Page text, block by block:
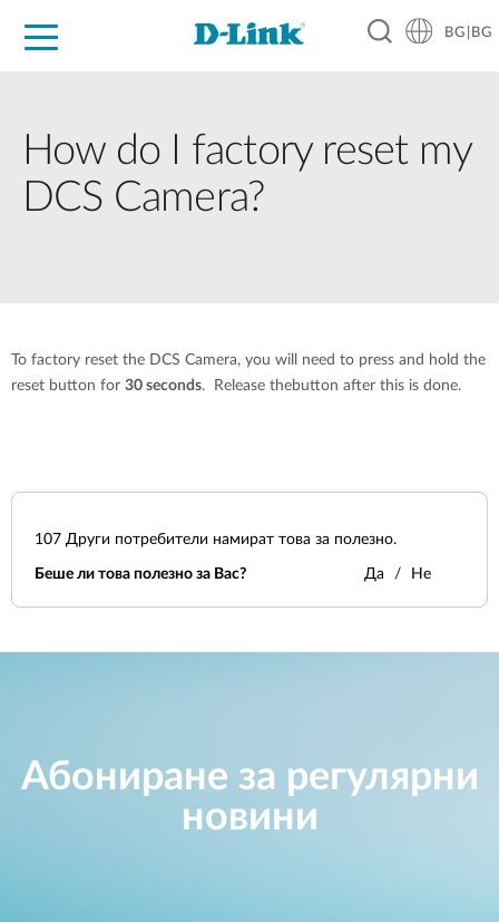
BG|BG
How do I factory reset my
DCS Camera?
To factory reset the DCS Camera, you will need to press and hold the
reset button for 30 seconds. Release thebutton after this is done.
107 Други потребители намират това за полезно.
Беше ли това полезно за Вас? Да Не
Абониране за регулярни
новини